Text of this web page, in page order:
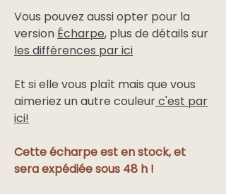
Vous pouvez aussi opter pour la
version Écharpe, plus de détails sur
les différences par ici
Et si elle vous plaît mais que vous
aimeriez un autre couleurc'est par
ici!
Cette écharpe est en stock, et
sera expédiée sous 48 h !